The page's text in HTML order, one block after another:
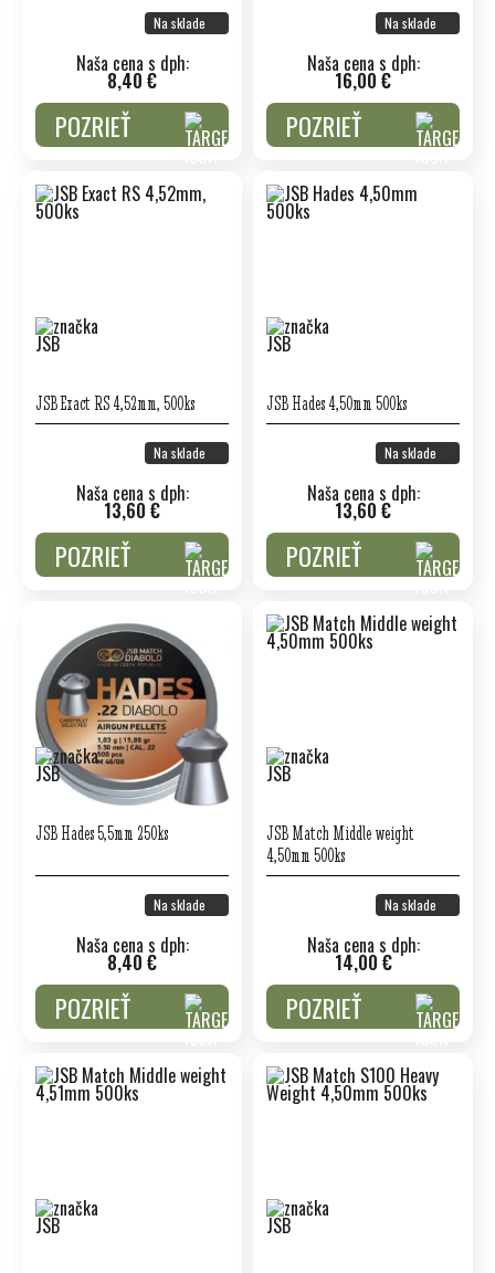
Na sklade
Naša cena s dph:
8,40 €
POZRIEŤ
Na sklade
Naša cena s dph:
16,00 €
POZRIEŤ
JSB Exact RS 4,52mm, 500ks
Na sklade
Naša cena s dph:
13,60 €
POZRIEŤ
JSB Hades 4,50mm 500ks
Na sklade
Naša cena s dph:
13,60 €
POZRIEŤ
JSB Hades 5,5mm 250ks
Na sklade
Naša cena s dph:
8,40 €
POZRIEŤ
JSB Match Middle weight
4,50mm 500ks
Na sklade
Naša cena s dph:
14,00 €
POZRIEŤ